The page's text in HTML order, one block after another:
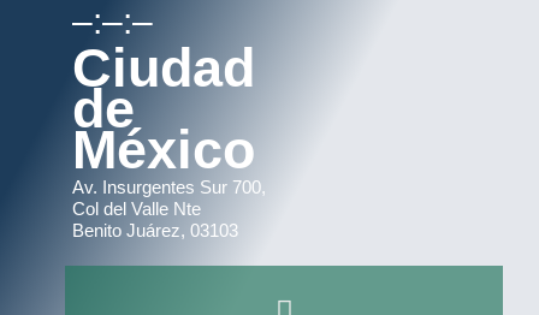
–:–:–
Ciudad
de
México
Av. Insurgentes Sur 700,
Col del Valle Nte
Benito Juárez, 03103